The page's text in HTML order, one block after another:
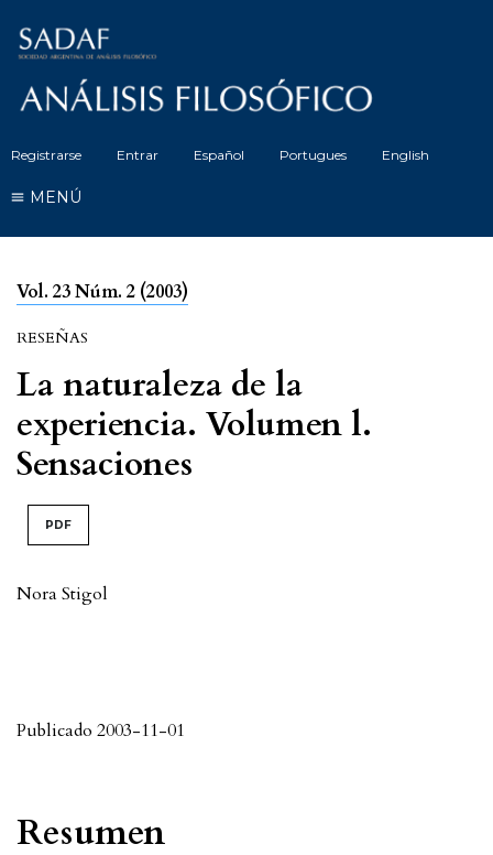
Registrarse Entrar Español Portugues English
MENÚ
Vol. 23 Núm. 2 (2003)
RESEÑAS
La naturaleza de la
experiencia. Volumen l.
Sensaciones
PDF
Nora Stigol
Publicado 2003-11-01
Resumen